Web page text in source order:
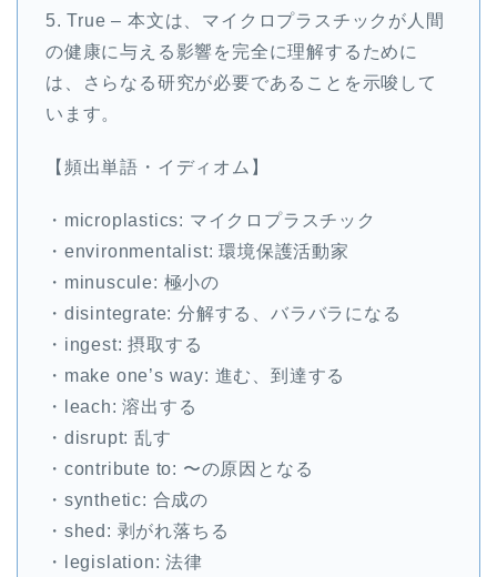
5. True – 本文は、マイクロプラスチックが人間
の健康に与える影響を完全に理解するために
は、さらなる研究が必要であることを示唆して
います。
【頻出単語・イディオム】
・microplastics: マイクロプラスチック
・environmentalist: 環境保護活動家
・minuscule: 極小の
・disintegrate: 分解する、バラバラになる
・ingest: 摂取する
・make one’s way: 進む、到達する
・leach: 溶出する
・disrupt: 乱す
・contribute to: 〜の原因となる
・synthetic: 合成の
・shed: 剥がれ落ちる
・legislation: 法律